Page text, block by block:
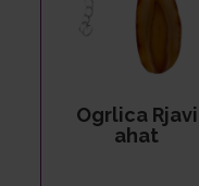
Ogrlica Rjavi
ahat